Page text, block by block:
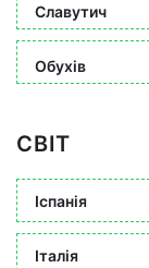
Славутич
Обухів
СВІТ
Іспанія
Італія